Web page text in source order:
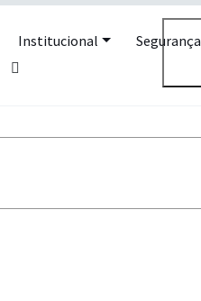
Institucional Segurança